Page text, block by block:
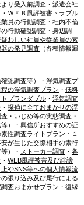
り受入前調査・派遣会社
ＷＥＢ風評被害トラブル
員の行動調査・社内不倫
行動確認調査・身辺調
わしい社員や従業員の素
の発見調査（各種情報漏
認調査等）・ 浮気調査プ
の浮気調査プラン ・ 低料
プランダブル・ 浮気調査
・ 探偵に全ておまかせの浮
査・いじめ等の実態調査・
）・ 興信所おすすめの証
性調査ライトプラン ・ １
が生じた交際相手の素行
）・ ストーカー調査・ 各
・ WEB風評被害及び誹謗
やSNS等への個人情報流
張り込み及び尾行による
査おまかせプラン ・ 復縁